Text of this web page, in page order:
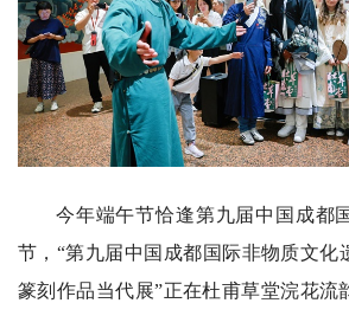
今年端午节恰逢第九届中国成都
节，“第九届中国成都国际非物质文
篆刻作品当代展”正在杜甫草堂浣花流